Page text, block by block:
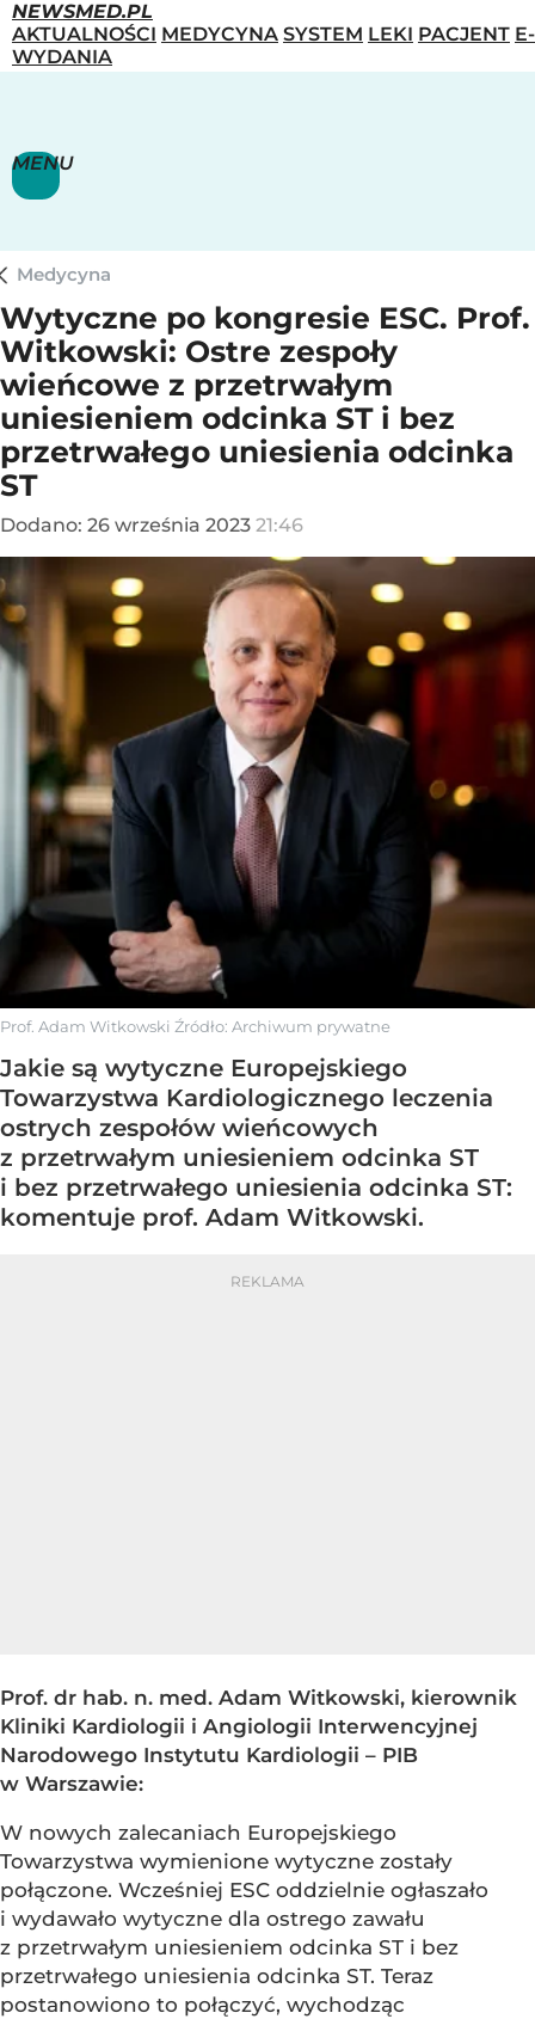
NEWSMED.PL
AKTUALNOŚCI MEDYCYNA SYSTEM LEKI PACJENT E-
WYDANIA
MENU
Medycyna
Wytyczne po kongresie ESC. Prof.
Witkowski: Ostre zespoły
wieńcowe z przetrwałym
uniesieniem odcinka ST i bez
przetrwałego uniesienia odcinka
ST
Dodano: 26 września 2023 21:46
Prof. Adam Witkowski Źródło: Archiwum prywatne
Jakie są wytyczne Europejskiego
Towarzystwa Kardiologicznego leczenia
ostrych zespołów wieńcowych
z przetrwałym uniesieniem odcinka ST
i bez przetrwałego uniesienia odcinka ST:
komentuje prof. Adam Witkowski.
Prof. dr hab. n. med. Adam Witkowski, kierownik
Kliniki Kardiologii i Angiologii Interwencyjnej
Narodowego Instytutu Kardiologii – PIB
w Warszawie:
W nowych zalecaniach Europejskiego
Towarzystwa wymienione wytyczne zostały
połączone. Wcześniej ESC oddzielnie ogłaszało
i wydawało wytyczne dla ostrego zawału
z przetrwałym uniesieniem odcinka ST i bez
przetrwałego uniesienia odcinka ST. Teraz
postanowiono to połączyć, wychodząc